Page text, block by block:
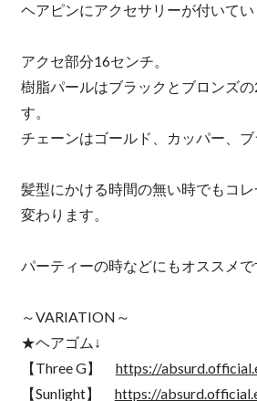
ヘアピンにアクセサリーが付いてい
アクセ部分16センチ。
樹脂パールはブラックとブロンズ
す。
チェーンはゴールド、カッパー、ブ
髪型にかける時間の無い時でもコ
変わります。
パーティーの時などにもオススメで
～VARIATION～
★ヘアゴム↓
【Three G】 https://
【Sunlight】 https://